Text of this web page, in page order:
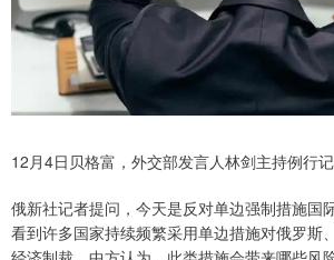
12月4日贝格富，外交部发言人林剑主持例行记
俄新社记者提问，今天是反对单边强制措施国
看到许多国家持续频繁采用单边措施对俄罗斯